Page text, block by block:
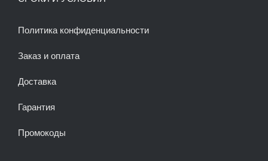
Политика конфиденциальности
Заказ и оплата
Доставка
Гарантия
Промокоды